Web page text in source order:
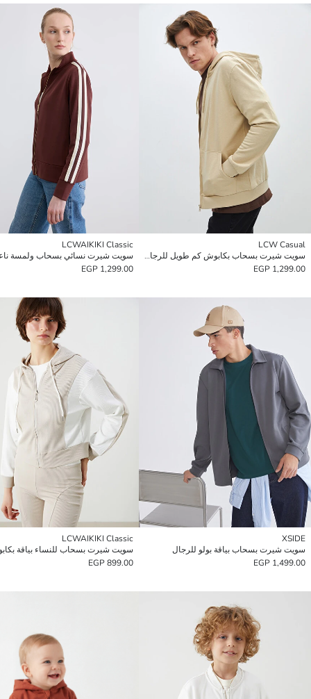
LCW Casual
سويت شيرت بسحاب بكابوش كم طويل للرجال
1,299.00 EGP
LCWAIKIKI Classic
1,299.00 EGP
XSIDE
سويت شيرت بسحاب بياقة بولو للرجال
1,499.00 EGP
LCWAIKIKI Classic
899.00 EGP